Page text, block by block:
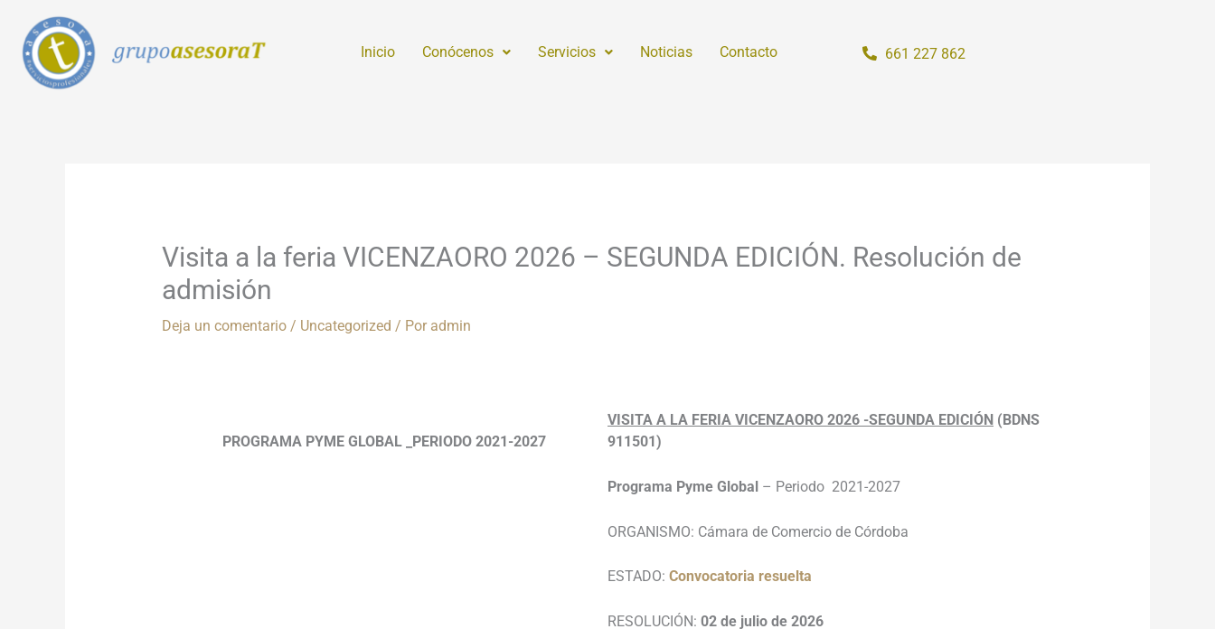
contenido
Inicio Conócenos Servicios Noticias Contacto 661 227 862
Visita a la feria VICENZAORO 2026 – SEGUNDA EDICIÓN. Resolución de
admisión
Deja un comentario / Uncategorized / Por admin
PROGRAMA PYME GLOBAL _PERIODO 2021-2027
VISITA A LA FERIA VICENZAORO 2026 -SEGUNDA EDICIÓN (BDNS
911501)
Programa Pyme Global – Periodo 2021-2027
ORGANISMO: Cámara de Comercio de Córdoba
ESTADO: Convocatoria resuelta
RESOLUCIÓN: 02 de julio de 2026